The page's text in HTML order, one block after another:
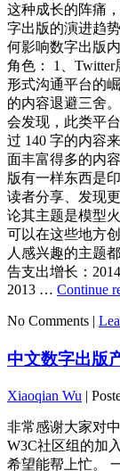
这种成长的阵痛
字出版的演进趋
何影响数字出版
角色： 1、
形式沟通平台的
的内容退避三舍
会发现，此类平
过 140 字的内容
面丰富得多的内
版有一样东西是
读者分享、发现
论其主题是模型
可以在这些地方
人感兴趣的主题
告支出增长：
2013 … Continue
No Comments |
中文数字出版
Xiaoqian Wu |
非常感谢大家对
W3C社区组的加
希望能帮上忙。